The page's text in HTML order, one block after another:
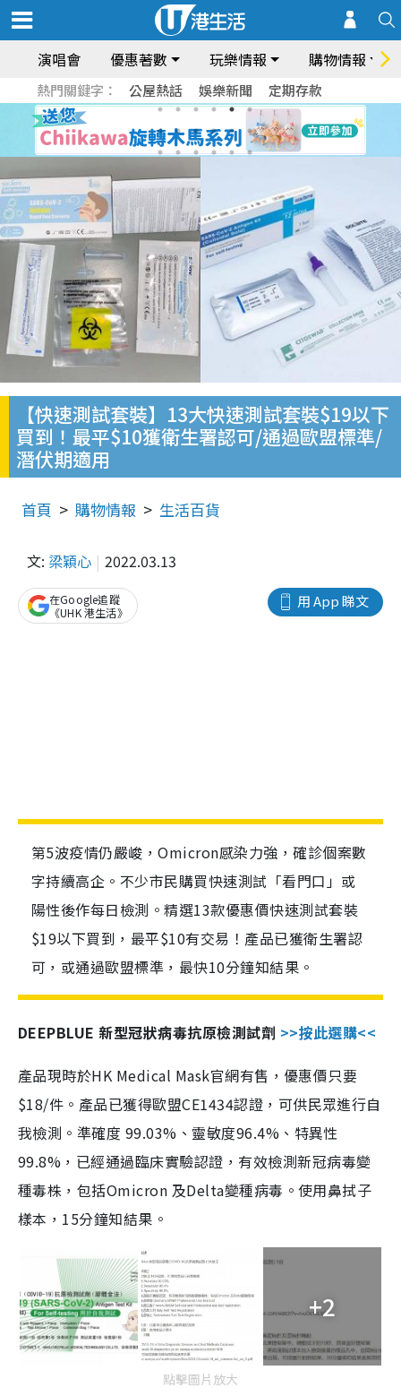
演唱會 優惠著數 玩樂情報 購物情報
熱門關鍵字： 公屋熱話 娛樂新聞 定期存款
【快速測試套裝】13大快速測試套裝$19以下
買到！最平$10獲衛生署認可/通過歐盟標準/
潛伏期適用
首頁 購物情報 生活百貨
文: 梁穎心 2022.03.13
用 App 睇文
在Google追蹤
《UHK 港生活》
第5波疫情仍嚴峻，Omicron感染力強，確診個案數
字持續高企。不少市民購買快速測試「看門口」或
陽性後作每日檢測。精選13款優惠價快速測試套裝
$19以下買到，最平$10有交易！產品已獲衛生署認
可，或通過歐盟標準，最快10分鐘知結果。
DEEPBLUE 新型冠狀病毒抗原檢測試劑 >>按此選購<<
產品現時於HK Medical Mask官網有售，優惠價只要
$18/件。產品已獲得歐盟CE1434認證，可供民眾進行自
我檢測。準確度 99.03%、靈敏度96.4%、特異性
99.8%，已經通過臨床實驗認證，有效檢測新冠病毒變
種毒株，包括Omicron 及Delta變種病毒。使用鼻拭子
樣本，15分鐘知結果。
+2
點擊圖片放大